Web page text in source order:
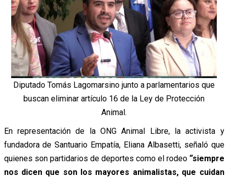
Diputado Tomás Lagomarsino junto a parlamentarios que
buscan eliminar artículo 16 de la Ley de Protección
Animal.
En representación de la ONG Animal Libre, la activista y
fundadora de Santuario Empatía, Eliana Albasetti, señaló que
quienes son partidarios de deportes como el rodeo “siempre
nos dicen que son los mayores animalistas, que cuidan